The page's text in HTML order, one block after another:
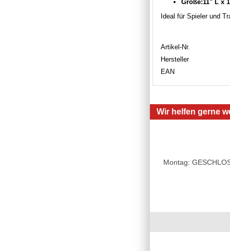
Größe:11" L x
Ideal für Spieler und
Artikel-Nr.
Hersteller
EAN
Wir helfen gerne
Montag: